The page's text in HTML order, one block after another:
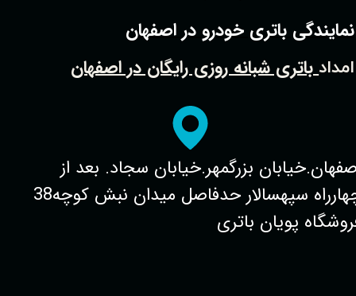
بزرگمهر.خیابان سجاد. بعد از
چهارراه سپهسالار حدفاصل میدان نبش کوچه38
پویان باتری
نمایندگی باتری خودرو در اصفهان
امدادباتری شبانه روزی رایگان در اصفهان